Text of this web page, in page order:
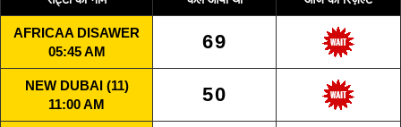
AFRICAA DISAWER
05:45 AM
69
NEW DUBAI (11)
11:00 AM
50